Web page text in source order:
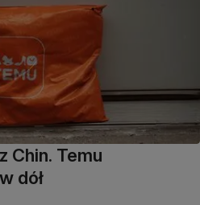
Chin. Temu
dół